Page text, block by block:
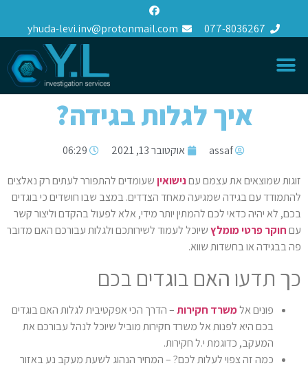
077-8036267
yhuda-levi.inv@protonmail.com
איך לגלות בגידה?
assaf אוקטובר 13, 2021 06:29
זוגות שמוצאים את עצמם עםנישואיןשעומדים להתפורר לעתים רק נאלצים
להתמודד עם בגידה שמגיעה מאחד הצדדים. במצב שבו חושדים כי בוגדים
בכם, לא יהיה כדאי לכם להמתין יותר מידי, אלא לפעול בהקדם וליצור קשר
עםחוקר פרטי מומלץשיוכל לעמוד לשירותכם ולגלות עבורכם האם מדובר
פה בבגידה או בחשדות שווא.
כך תדעו האם בוגדים בכם
פונים אלמשרד חקירות– הדרך הכי אפקטיבית לגלות האם בוגדים
בכם היא לפנות אל משרד חקירות מוביל שיוכל לנהל עבורכם את
המעקב, כדוגמת י.ל חקירות.
כמה זה צפוי לעלות לכם? – המחיר הנהוג לשעת מעקב נע באזור